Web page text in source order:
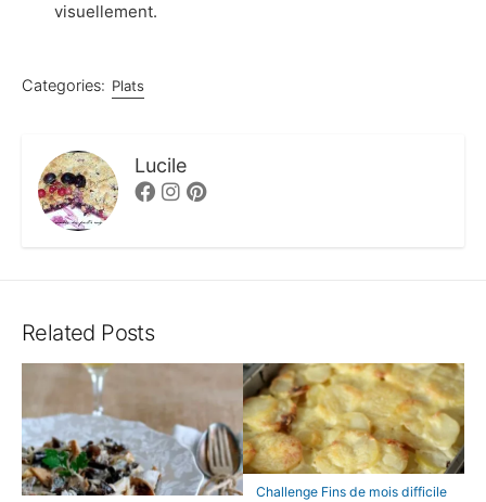
visuellement.
Categories: Plats
Lucile
FacebookInstagram
Pinterest
Related Posts
Challenge Fins de mois difficile